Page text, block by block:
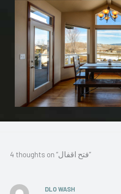
4 thoughts on “فتح اقفال”
DLO WASH